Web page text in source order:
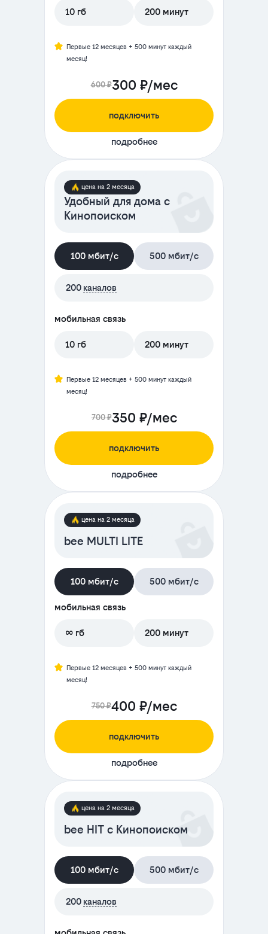
10 гб 200 минут
Первые 12 месяцев + 500 минут каждый
месяц!
600 ₽300 ₽/мес
подключить
подробнее
цена на 2 месяца
Удобный для дома с
Кинопоиском
100 мбит/с 500 мбит/с
200 каналов
мобильная связь
10 гб 200 минут
Первые 12 месяцев + 500 минут каждый
месяц!
700 ₽350 ₽/мес
подключить
подробнее
цена на 2 месяца
bee MULTI LITE
100 мбит/с 500 мбит/с
мобильная связь
∞ гб 200 минут
Первые 12 месяцев + 500 минут каждый
месяц!
750 ₽400 ₽/мес
подключить
подробнее
цена на 2 месяца
bee HIT с Кинопоиском
100 мбит/с 500 мбит/с
200 каналов